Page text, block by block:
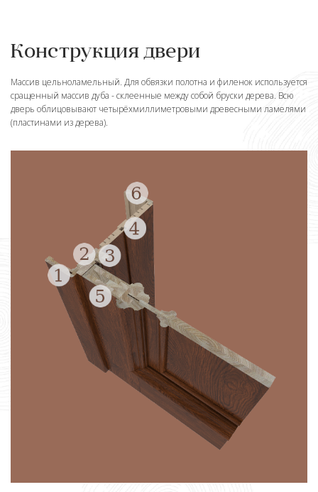
Конструкция двери
Массив цельноламельный. Для обвязки полотна и филенок используется
сращенный массив дуба - склеенные между собой бруски дерева. Всю
дверь облицовывают четырёхмиллиметровыми древесными ламелями
(пластинами из дерева).